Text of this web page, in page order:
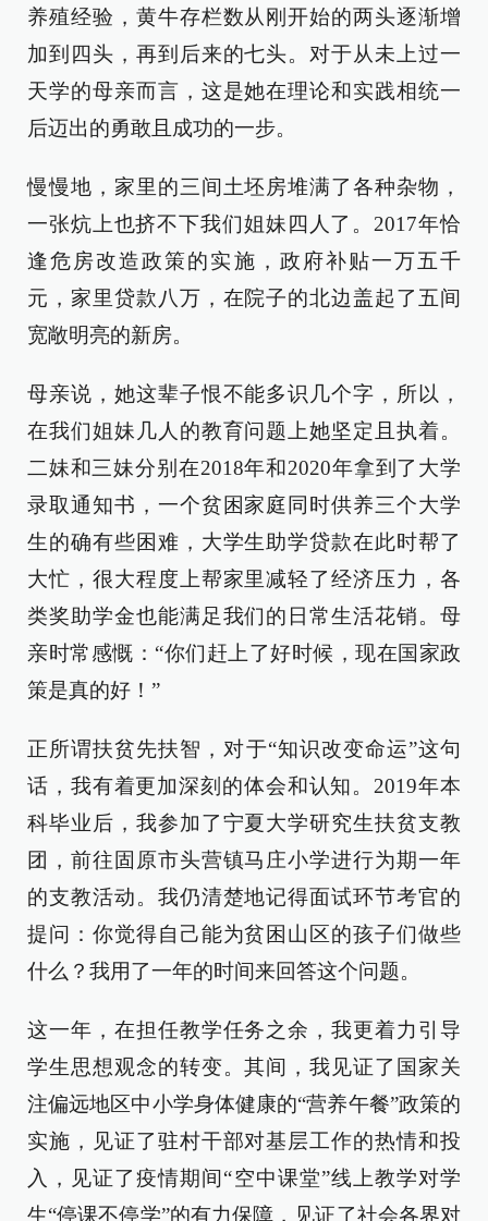
养殖经验，黄牛存栏数从刚开始的两头逐渐增
加到四头，再到后来的七头。对于从未上过一
天学的母亲而言，这是她在理论和实践相统一
后迈出的勇敢且成功的一步。
慢慢地，家里的三间土坯房堆满了各种杂物，
一张炕上也挤不下我们姐妹四人了。2017年恰
逢危房改造政策的实施，政府补贴一万五千
元，家里贷款八万，在院子的北边盖起了五间
宽敞明亮的新房。
母亲说，她这辈子恨不能多识几个字，所以，
在我们姐妹几人的教育问题上她坚定且执着。
二妹和三妹分别在2018年和2020年拿到了大学
录取通知书，一个贫困家庭同时供养三个大学
生的确有些困难，大学生助学贷款在此时帮了
大忙，很大程度上帮家里减轻了经济压力，各
类奖助学金也能满足我们的日常生活花销。母
亲时常感慨：“你们赶上了好时候，现在国家政
策是真的好！”
正所谓扶贫先扶智，对于“知识改变命运”这句
话，我有着更加深刻的体会和认知。2019年本
科毕业后，我参加了宁夏大学研究生扶贫支教
团，前往固原市头营镇马庄小学进行为期一年
的支教活动。我仍清楚地记得面试环节考官的
提问：你觉得自己能为贫困山区的孩子们做些
什么？我用了一年的时间来回答这个问题。
这一年，在担任教学任务之余，我更着力引导
学生思想观念的转变。其间，我见证了国家关
注偏远地区中小学身体健康的“营养午餐”政策的
实施，见证了驻村干部对基层工作的热情和投
入，见证了疫情期间“空中课堂”线上教学对学
生“停课不停学”的有力保障，见证了社会各界对